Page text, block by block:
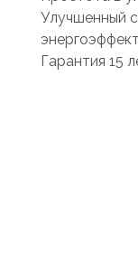
Улучшенный
Гарантия 15